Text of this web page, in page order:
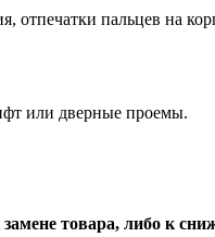
отпечатки пальцев на
или дверные проемы.
товара, либо к